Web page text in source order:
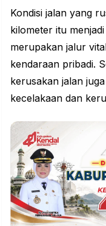
Kondisi jalan yang
kilometer itu
merupakan jalur
kendaraan pribadi.
kerusakan jalan
kecelakaan dan